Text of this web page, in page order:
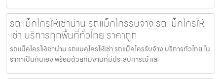
รถแม็คโครให้เช่าน่าน รถแม็คโครรับจ้าง รถแม็คโครให้
เช่า บริการทุกพื้นที่ทั่วไทย ราคาถูก
รถแม็คโครให้เช่าน่าน รถแมคโครให้เช่า รถแม็คโครรับจ้าง บริการทั่วไทย ใน
ราคาเป็นกันเอง พร้อมด้วยทีมงานที่มีประสบการณ์ และ